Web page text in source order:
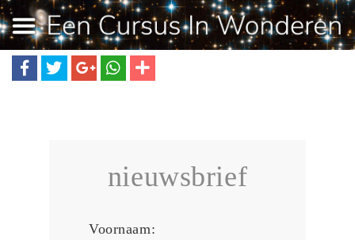
nieuwsbrief
Voornaam: